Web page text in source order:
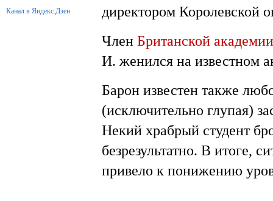
Канал в Яндекс.Дзен
директором Королевской
Член Британской академии
И. женился на известном
Барон известен также
(исключительно глупая)
Некий храбрый студент
безрезультатно. В итоге,
привело к понижению